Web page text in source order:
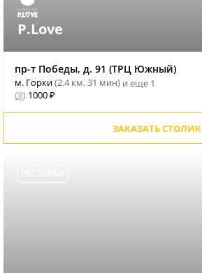
P.Love
пр-т Победы, д. 91 (ТРЦ Южный)
м. Горки(2.4 км, 31 мин) и еще 1
1000 ₽
ЗАКАЗАТЬ СТОЛИК